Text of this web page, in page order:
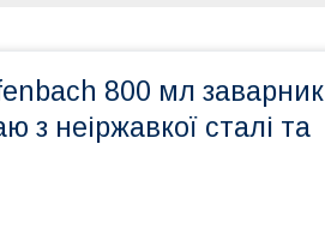
800 мл заварник
з неіржавкої сталі та